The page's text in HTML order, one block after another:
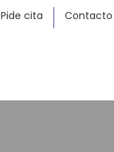
Pide cita Contacto